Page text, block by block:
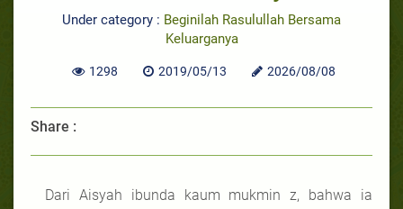
Under category : Beginilah Rasulullah Bersama
Keluarganya
1298 2019/05/13 2026/08/08
Share :
Dari Aisyah ibunda kaum mukmin z, bahwa ia